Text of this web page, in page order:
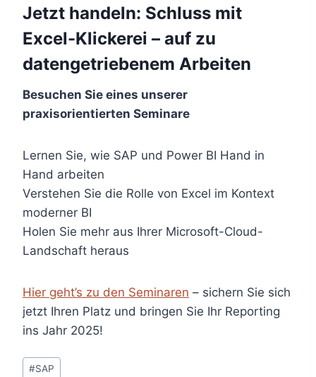
Jetzt handeln: Schluss mit
Excel-Klickerei – auf zu
datengetriebenem Arbeiten
Besuchen Sie eines unserer
praxisorientierten Seminare
Lernen Sie, wie SAP und Power BI Hand in
Hand arbeiten
Verstehen Sie die Rolle von Excel im Kontext
moderner BI
Holen Sie mehr aus Ihrer Microsoft-Cloud-
Landschaft heraus
Hier geht’s zu den Seminaren – sichern Sie sich
jetzt Ihren Platz und bringen Sie Ihr Reporting
ins Jahr 2025!
Schlagworte:
#SAP